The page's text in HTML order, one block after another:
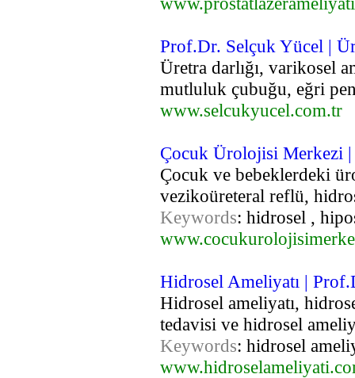
Prof.Dr. Selçuk Yücel |
Üretra darlığı, varikosel
mutluluk çubuğu, eğri
www.selcukyucel.com.tr
Çocuk Ürolojisi Merkezi
Çocuk ve bebeklerdeki
vezikoüreteral reflü,
Keywords: hidrosel ,
Hidrosel Ameliyatı |
Hidrosel ameliyatı,
tedavisi ve hidrosel
Keywords: hidrosel